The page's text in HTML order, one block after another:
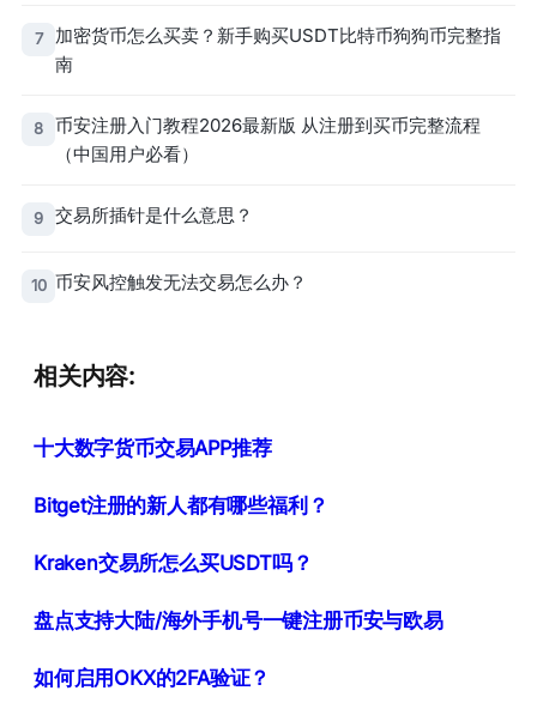
7
加密货币怎么买卖？新手购买USDT比特币狗狗币完整指
南
8
币安注册入门教程2026最新版 从注册到买币完整流程
（中国用户必看）
9 交易所插针是什么意思？
10 币安风控触发无法交易怎么办？
相关内容:
十大数字货币交易APP推荐
Bitget注册的新人都有哪些福利？
Kraken交易所怎么买USDT吗？
盘点支持大陆/海外手机号一键注册币安与欧易
如何启用OKX的2FA验证？